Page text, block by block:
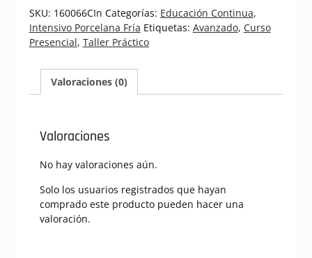
Curso
Presencial
Intensivo
Porcelana
Fria
(160066CIn)
cantidad
SKU: 160066CIn Categorías: Educación Continua,
Intensivo Porcelana Fría Etiquetas: Avanzado, Curso
Presencial, Taller Práctico
Valoraciones (0)
Valoraciones
No hay valoraciones aún.
Solo los usuarios registrados que hayan
comprado este producto pueden hacer una
valoración.